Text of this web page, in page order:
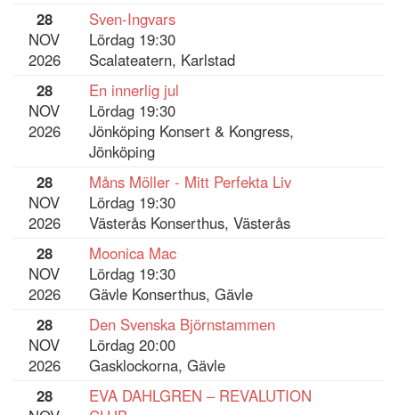
28
NOV
2026
Sven-Ingvars
Lördag 19:30
Scalateatern, Karlstad
28
NOV
2026
En innerlig jul
Lördag 19:30
Jönköping Konsert & Kongress,
Jönköping
28
NOV
2026
Måns Möller - Mitt Perfekta Liv
Lördag 19:30
Västerås Konserthus, Västerås
28
NOV
2026
Moonica Mac
Lördag 19:30
Gävle Konserthus, Gävle
28
NOV
2026
Den Svenska Björnstammen
Lördag 20:00
Gasklockorna, Gävle
28
EVA DAHLGREN – REVALUTION